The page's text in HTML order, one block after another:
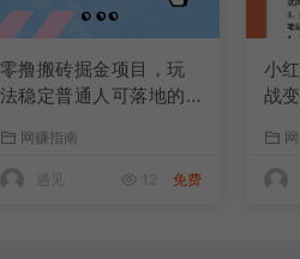
零撸搬砖掘金项目，玩
法稳定普通人可落地的
0000+
网赚指南
遇见 12 免费
小
战
品
公